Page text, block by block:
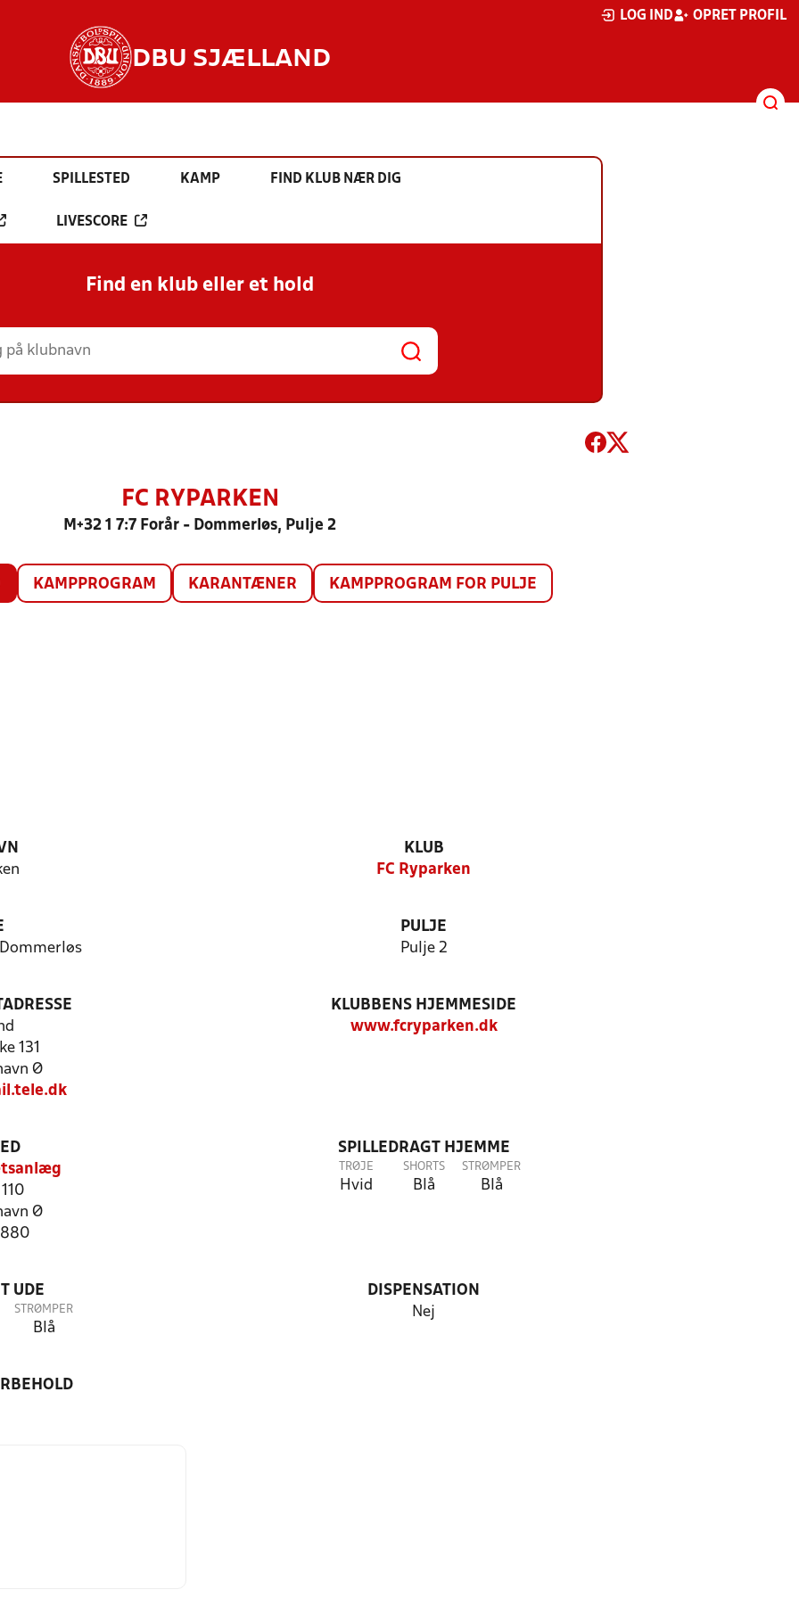
LOG IND OPRET PROFIL
DBU SJÆLLAND
SPILLESTED KAMP FIND KLUB NÆR DIG
LIVESCORE
Find en klub eller et hold
FC RYPARKEN
M+32 1 7:7 Forår - Dommerløs, Pulje 2
KAMPPROGRAM KARANTÆNER KAMPPROGRAM FOR PULJE
KLUB
FC Ryparken
PULJE
Pulje 2
131
Ø
KLUBBENS HJEMMESIDE
www.fcryparken.dk
Ø
SPILLEDRAGT HJEMME
TRØJE
Hvid
SHORTS
Blå
STRØMPER
Blå
UDE
STRØMPER
Blå
DISPENSATION
Nej